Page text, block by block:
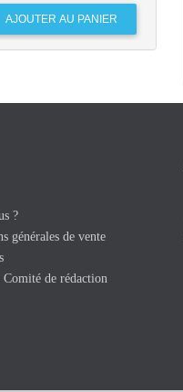
?
générales de vente
de rédaction